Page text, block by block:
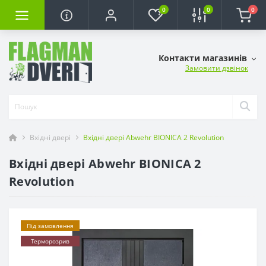
0 0 0
Контакти магазинів
Замовити дзвінок
Вхідні двері Вхідні двері Abwehr BIONICA 2 Revolution
Вхідні двері Abwehr BIONICA 2
Revolution
Під замовлення
Терморозрив